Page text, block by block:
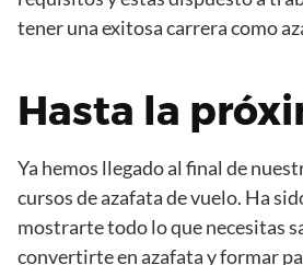
tener una exitosa carrera como
Hasta la
Ya hemos llegado al final de
cursos de azafata de vuelo. Ha
mostrarte todo lo que necesitas
convertirte en azafata y formar